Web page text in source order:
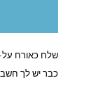
שלח כאורח על-
כבר יש לך